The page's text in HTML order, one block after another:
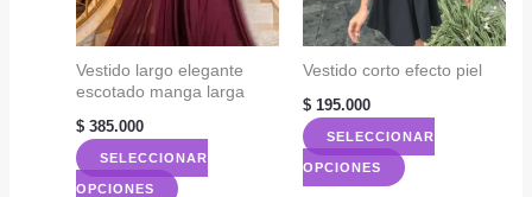
pueden
elegir
en
página
de
pueden
elegir
la
página
Vestido largo elegante
escotado manga larga
$385.000
SELECCIONAR
OPCIONES
Este
Vestido corto efecto piel
$ 195.000
SELECCIONAR
OPCIONES
Este